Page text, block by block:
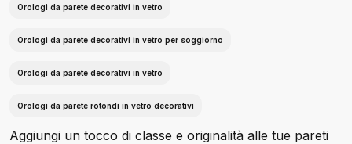
Orologi da parete decorativi in vetro
Orologi da parete decorativi in vetro per soggiorno
Orologi da parete decorativi in vetro
Orologi da parete rotondi in vetro decorativi
Aggiungi un tocco di classe e originalità alle tue pareti